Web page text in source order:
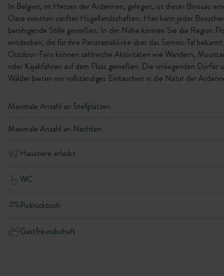
In Belgien, im Herzen der Ardennen, gelegen, ist dieser Bivouac
Oase inmitten sanfter Hügellandschaften. Hier kann jeder
beruhigende Stille genießen. In der Nähe können Sie die Region
entdecken, die für ihre Panoramablicke über das Semois-Tal
Outdoor-Fans können zahlreiche Aktivitäten wie Wandern,
oder Kajakfahren auf dem Fluss genießen. Die umliegenden Dörfer
Wälder bieten ein vollständiges Eintauchen in die Natur der
Maximale Anzahl an Stellplätzen
Maximale Anzahl an Nächten
Haustiere erlaubt
WC
Picknicktisch
Gastfreundschaft